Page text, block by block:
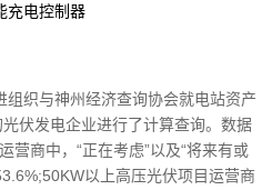
充电控制器
织与神州经济查询协会就电站资产
光伏发电企业进行了计算查询。数据
营商中，“正在考虑”以及“将来有或
以上高压光伏项目运营商